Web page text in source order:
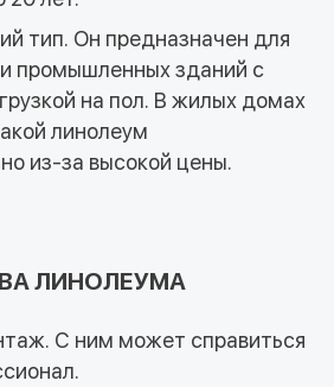
тип. Он предназначен для
промышленных зданий с
на пол. В жилых домах
линолеум
из-за высокой цены.
ЛИНОЛЕУМА
С ним может справиться